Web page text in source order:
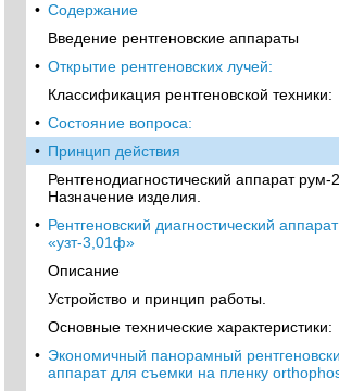
• Содержание
Введение рентгеновские аппараты
• Открытие рентгеновских лучей:
Классификация рентгеновской техники:
• Состояние вопроса:
• Принцип действия
Рентгенодиагностический аппарат рум-
Назначение изделия.
• Рентгеновский диагностический аппарат
«узт-3,01ф»
Описание
Устройство и принцип работы.
Основные технические характеристики:
• Экономичный панорамный
аппарат для съемки на пленку